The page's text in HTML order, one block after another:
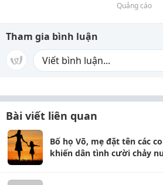
Quảng cáo
Tham gia bình luận
Bài viết liên quan
Bố họ Võ, mẹ đặt tên các
khiến dân tình cười chảy